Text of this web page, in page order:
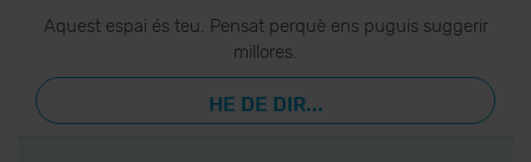
Aquest espai és teu. Pensat perquè ens puguis suggerir
millores.
HE DE DIR...